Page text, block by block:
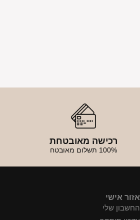
רכישה מאובטחת
100% תשלום מאובטח
אזור אישי
החשבון שלי